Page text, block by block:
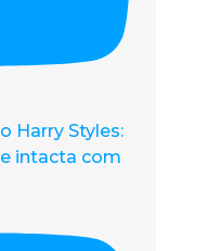
Harry Styles:
intacta com